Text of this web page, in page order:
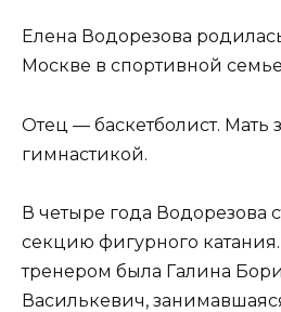
Елена Водорезова
Москве в спортивной
Отец — баскетболист. Мать
гимнастикой.
В четыре года Водорезова
секцию фигурного
тренером была Галина
Василькевич,